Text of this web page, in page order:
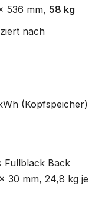
536 mm, 58 kg
nach
(Kopfspeicher)
Fullblack Back
30 mm, 24,8 kg je